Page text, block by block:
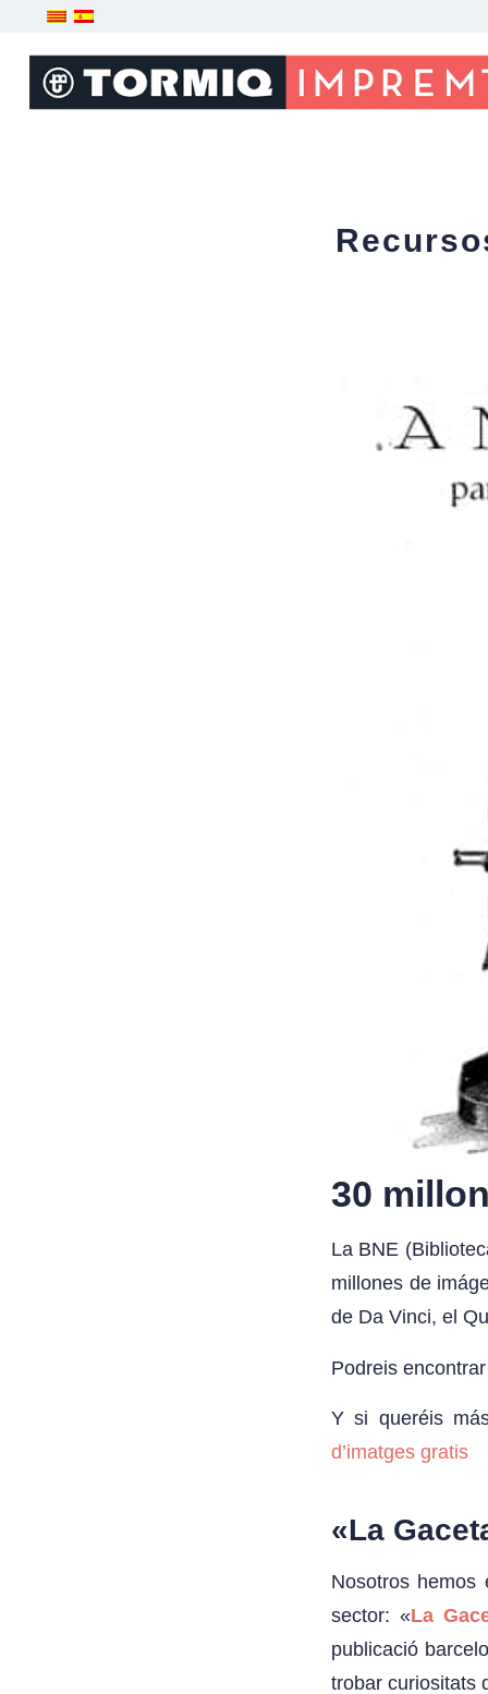
30
La BNE
millones de
de Da Vinci, el
Podreis
Y si queréis
d’imatges gratis
«La
Nosotros hemos
sector: «La
publicació
trobar curiositats